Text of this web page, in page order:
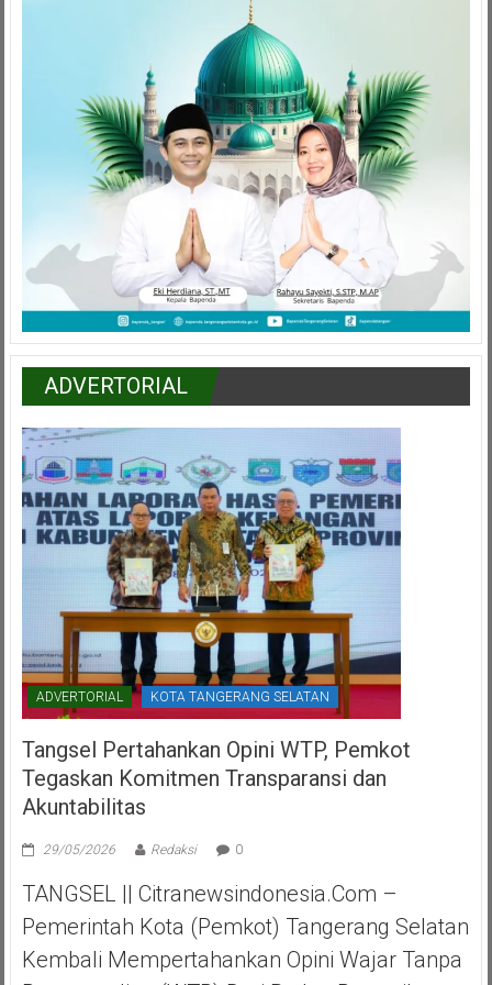
ADVERTORIAL
ADVERTORIAL KOTA TANGERANG SELATAN
Tangsel Pertahankan Opini WTP, Pemkot
Tegaskan Komitmen Transparansi dan
Akuntabilitas
29/05/2026 Redaksi 0
TANGSEL || Citranewsindonesia.com –
Pemerintah Kota (Pemkot) Tangerang Selatan
Kembali Mempertahankan Opini Wajar Tanpa